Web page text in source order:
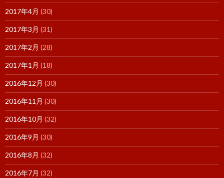
2017年4月 (30)
2017年3月 (31)
2017年2月 (28)
2017年1月 (18)
2016年12月 (30)
2016年11月 (30)
2016年10月 (32)
2016年9月 (30)
2016年8月 (32)
2016年7月 (32)